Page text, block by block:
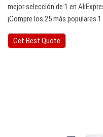
mejor selección de 1 en
¡Compre los 25 más populares
Get Best Quote